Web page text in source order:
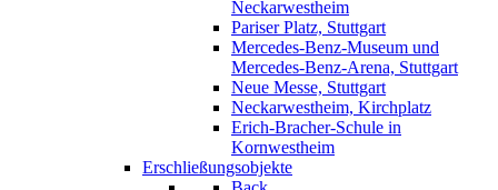
Neckarwestheim
Pariser Platz, Stuttgart
Mercedes-Benz-Museum und
Mercedes-Benz-Arena, Stuttgart
Neue Messe, Stuttgart
Neckarwestheim, Kirchplatz
Erich-Bracher-Schule in
Kornwestheim
Erschließungsobjekte